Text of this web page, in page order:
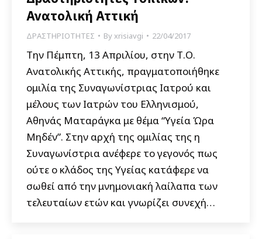
Ανατολική Αττική
ΔΡΑΣΤΗΡΙΟΤΗΤΕΣ Byxrisiavgi 22/04/2017
Την Πέμπτη, 13 Απριλίου, στην Τ.Ο.
Ανατολικής Αττικής, πραγματοποιήθηκε
ομιλία της Συναγωνίστριας Ιατρού και
μέλους των Ιατρών του Ελληνισμού,
Αθηνάς Ματαράγκα με θέμα “Υγεία Ώρα
Μηδέν”. Στην αρχή της ομιλίας της η
Συναγωνίστρια ανέφερε το γεγονός πως
ούτε ο κλάδος της Υγείας κατάφερε να
σωθεί από την μνημονιακή λαίλαπα των
τελευταίων ετών και γνωρίζει συνεχή…